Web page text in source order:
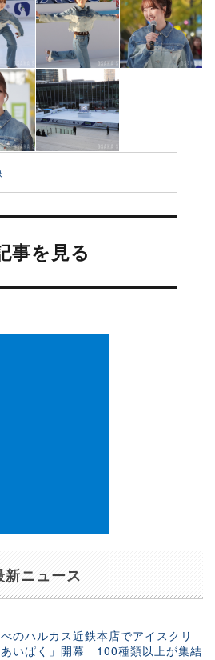
事を見る
新ニュース
べのハルカス近鉄本店でアイスクリ
いぱく」開幕 100種類以上が集結